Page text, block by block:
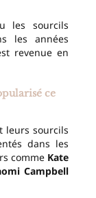
les sourcils
les années
revenue en
ce
leurs sourcils
dans les
comme Kate
Campbell